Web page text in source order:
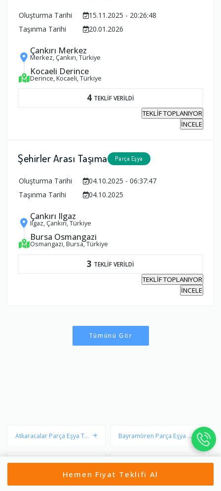
Oluşturma Tarihi
15.11.2025 - 20:26:48
Taşınma Tarihi
20.01.2026
Çankırı Merkez
Merkez, Çankırı, Türkiye
Kocaeli Derince
Derince, Kocaeli, Türkiye
4 TEKLİF VERİLDİ
TEKLİF TOPLANIYOR
İNCELE
Şehirler Arası Taşıma Parça Eşya
Oluşturma Tarihi
04.10.2025 - 06:37:47
Taşınma Tarihi
04.10.2025
Çankırı Ilgaz
Ilgaz, Çankırı, Türkiye
Bursa Osmangazi
Osmangazi, Bursa, Türkiye
3 TEKLİF VERİLDİ
TEKLİF TOPLANIYOR
İNCELE
Tümünü Gör
Atkaracalar Parça Eşya Taş
Bayramören Parça Eşya Ta
Çerkeş Parça Eşya Taşıma
Eldivan Parça Eşya Taşıma
Hemen Fiyat Teklifi Al